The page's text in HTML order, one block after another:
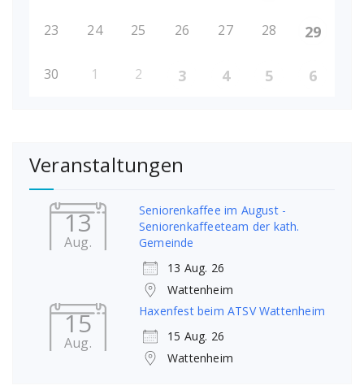
23 24 25 26 27 28 29
30 1 2 3 4 5 6
Veranstaltungen
13
Aug.
Seniorenkaffee im August -
Seniorenkaffeeteam der kath.
Gemeinde
13 Aug. 26
Wattenheim
15
Aug.
Haxenfest beim ATSV Wattenheim
15 Aug. 26
Wattenheim